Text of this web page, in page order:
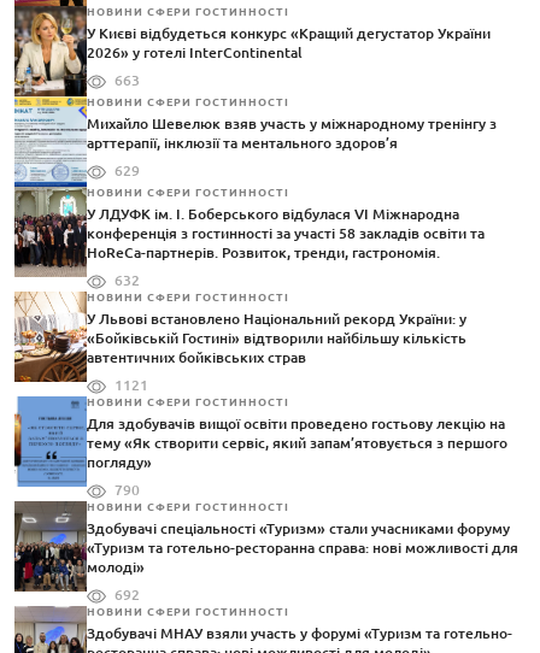
НОВИНИ СФЕРИ ГОСТИННОСТІ
У Києві відбудеться конкурс «Кращий дегустатор України
2026» у готелі InterContinental
663
НОВИНИ СФЕРИ ГОСТИННОСТІ
Михайло Шевелюк взяв участь у міжнародному тренінгу з
арттерапії, інклюзії та ментального здоров’я
629
НОВИНИ СФЕРИ ГОСТИННОСТІ
У ЛДУФК ім. І. Боберського відбулася VI Міжнародна
конференція з гостинності за участі 58 закладів освіти та
HoReCa-партнерів. Розвиток, тренди, гастрономія.
632
НОВИНИ СФЕРИ ГОСТИННОСТІ
У Львові встановлено Національний рекорд України: у
«Бойківській Гостині» відтворили найбільшу кількість
автентичних бойківських страв
1121
НОВИНИ СФЕРИ ГОСТИННОСТІ
Для здобувачів вищої освіти проведено гостьову лекцію на
тему «Як створити сервіс, який запам’ятовується з першого
погляду»
790
НОВИНИ СФЕРИ ГОСТИННОСТІ
Здобувачі спеціальності «Туризм» стали учасниками форуму
«Туризм та готельно-ресторанна справа: нові можливості для
молоді»
692
НОВИНИ СФЕРИ ГОСТИННОСТІ
Здобувачі МНАУ взяли участь у форумі «Туризм та готельно-